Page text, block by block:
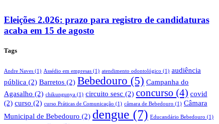
Eleições 2.026: prazo para registro de candidaturas
acaba em 15 de agosto
Tags
Andre Naves (1) Assédio em empresas (1) atendimento odontológico (1) audiência
pública (2) Barretos (2) Bebedouro (5) Campanha do
Agasalho (2) chikungunya (1) circuito sesc (2) concurso (4) covid
(2) curso (2) curso Práticas de Comunicação (1) câmara de Bebedouro (1) Câmara
Municipal de Bebedouro (2) dengue (7) Educandário Bebedouro (1)